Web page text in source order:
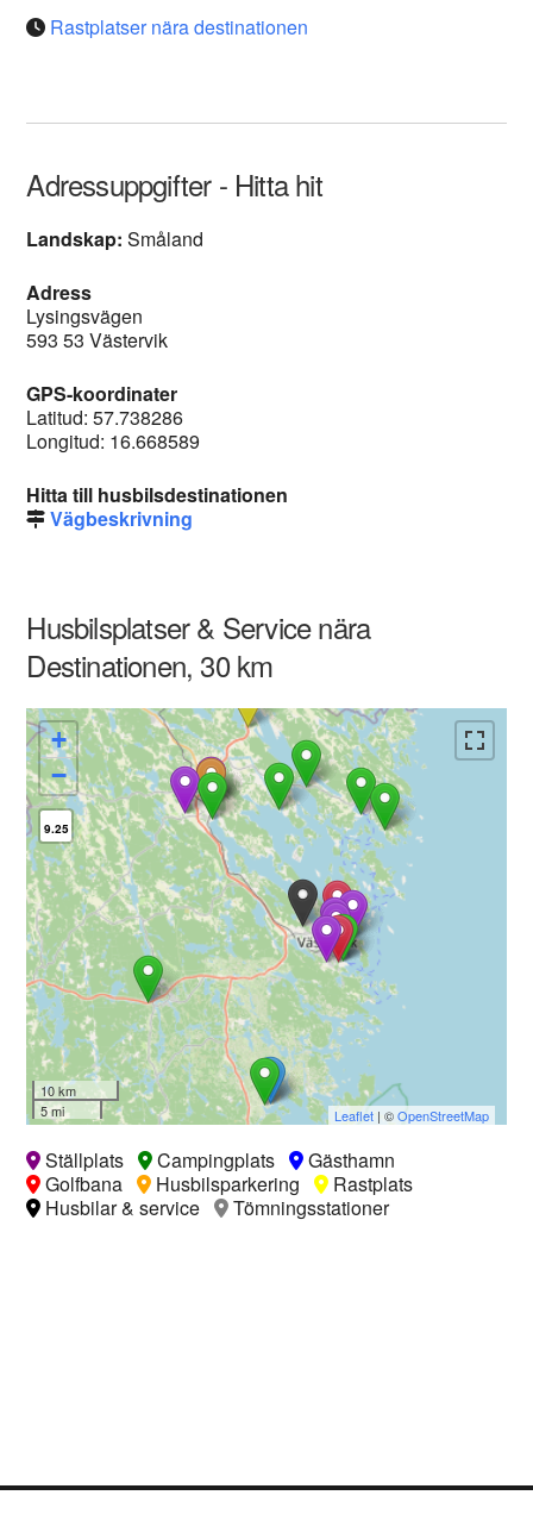
Rastplatser nära destinationen
Adressuppgifter - Hitta hit
Landskap:Småland
Adress
Lysingsvägen
593 53 Västervik
GPS-koordinater
Latitud: 57.738286
Longitud: 16.668589
Hitta till husbilsdestinationen
Vägbeskrivning
Husbilsplatser & Service nära
Destinationen, 30 km
+
−
9.25
10 km
5 mi
Leaflet| ©OpenStreetMap
Ställplats Campingplats
Gästhamn
Golfbana
Husbilsparkering
Rastplats
Husbilar & service
Tömningsstationer